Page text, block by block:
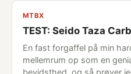
MTBX
TEST: Seido Taza
En fast forgaffel på min
mellemrum op som en
bevidsthed, og så prøver